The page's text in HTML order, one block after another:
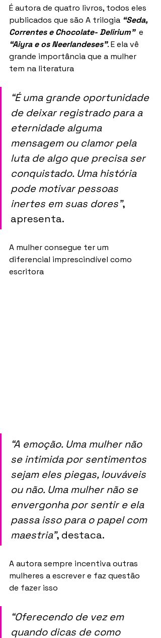
É autora de quatro livros, todos eles
publicados que são A trilogia “Seda,
Correntes e Chocolate- Delirium”
  e
“Aiyra e os Neerlandeses”. E ela vê
grande importância que a mulher
tem na literatura
“É uma grande oportunidade
de deixar registrado para a
eternidade alguma
mensagem ou clamor pela
luta de algo que precisa ser
conquistado. Uma história
pode motivar pessoas
inertes em suas dores”,
apresenta.
A mulher consegue ter um
diferencial imprescindível como
escritora
“A emoção. Uma mulher não
se intimida por sentimentos
sejam eles piegas, louváveis
ou não. Uma mulher não se
envergonha por sentir e ela
passa isso para o papel com
maestria”, destaca.
A autora sempre incentiva outras
mulheres a escrever e faz questão
de fazer isso
“Oferecendo de vez em
quando dicas de como